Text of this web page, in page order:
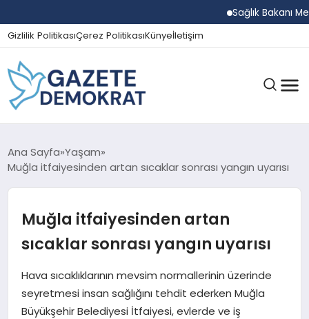
Sağlık Bakanı
Gizlilik PolitikasıÇerez PolitikasıKünyeİletişim
GÜNDEM
SPOR
MAGAZIN
Ana Sayfa Yaşam
Muğla itfaiyesinden artan sıcaklar sonrası yangın uyarısı
Muğla itfaiyesinden artan
sıcaklar sonrası yangın uyarısı
Hava sıcaklıklarının mevsim normallerinin üzerinde
seyretmesi insan sağlığını tehdit ederken Muğla
Büyükşehir Belediyesi İtfaiyesi, evlerde ve iş